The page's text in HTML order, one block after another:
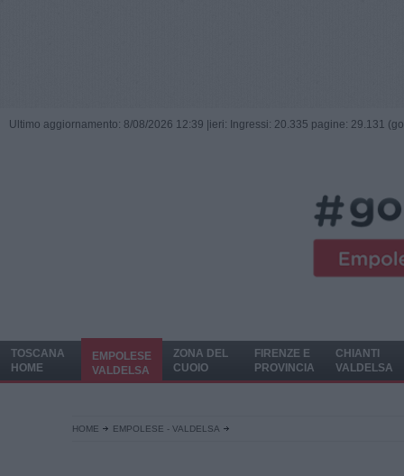
Ultimo aggiornamento: 8/08/2026 12:39 | ieri: Ingressi: 20.335 pagine: 29.131
TOSCANA
HOME
EMPOLESE
VALDELSA
ZONA DEL
CUOIO
FIRENZE E
PROVINCIA
CHIANTI
VALDELSA
HOME EMPOLESE - VALDELSA